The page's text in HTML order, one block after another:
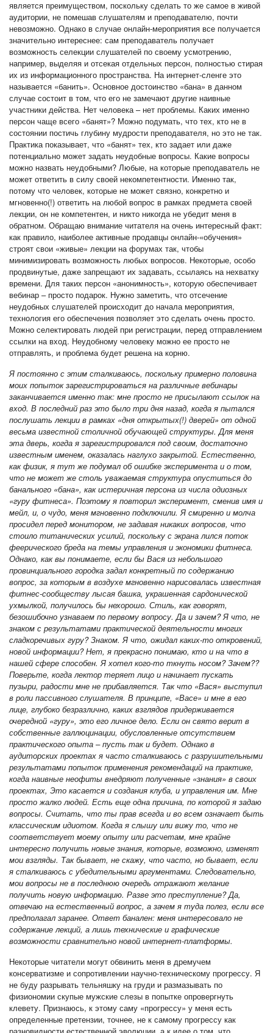
является преимуществом, поскольку сделать то же самое в живой
аудитории, не помешав слушателям и преподавателю, почти
невозможно. Однако в случае онлайн-мероприятия все получается
значительно интереснее: сам преподаватель получает
возможность селекции слушателей по своему усмотрению,
например, выделяя и отсекая отдельных персон, полностью стирая
их из информационного пространства. На интернет-сленге это
называется «банить». Основное достоинство «бана» в данном
случае состоит в том, что его не замечают другие наивные
участники действа. Нет человека – нет проблемы. Каких именно
персон чаще всего «банят»? Можно подумать, что тех, кто не в
состоянии постичь глубину мудрости преподавателя, но это не так.
Практика показывает, что «банят» тех, кто задает или даже
потенциально может задать неудобные вопросы. Какие вопросы
можно назвать неудобными? Любые, на которые преподаватель не
может ответить в силу своей некомпетентности. Именно так,
потому что человек, которые не может связно, конкретно и
мгновенно(!) ответить на любой вопрос в рамках предмета своей
лекции, он не компетентен, и никто никогда не убедит меня в
обратном. Обращаю внимание читателя на очень интересный факт:
как правило, наиболее активные продавцы онлайн-«обучения»
строят свои «живые» лекции на форумах так, чтобы
минимизировать возможность любых вопросов. Некоторые, особо
продвинутые, даже запрещают их задавать, ссылаясь на нехватку
времени. Для таких персон «анонимность», которую обеспечивает
вебинар – просто подарок. Нужно заметить, что отсечение
неудобных слушателей происходит до начала мероприятия,
технология его обеспечения позволяет это сделать очень просто.
Можно селектировать людей при регистрации, перед отправлением
ссылки на вход. Неудобному человеку можно ее просто не
отправлять, и проблема будет решена на корню.
Я постоянно с этим сталкиваюсь, поскольку примерно половина
моих попыток зарегистрироваться на различные вебинары
заканчивается именно так: мне просто не присылают ссылок на
вход. В последний раз это было три дня назад, когда я пытался
послушать лекции в рамках «дня открытых(!) дверей» от одной
весьма известной столичной обучающей структуры. Для меня
эта дверь, когда я зарегистрировался под своим, достаточно
известным именем, оказалась наглухо закрытой. Естественно,
как физик, я тут же подумал об ошибке эксперимента и о том,
что не может же столь уважаемая структура опуститься до
банального «бана», как истеричная персона из числа одиозных
«гуру фитнеса». Поэтому я повторил эксперимент, сменив имя и
мейл, и, о чудо, меня мгновенно подключили. Я смиренно и молча
просидел перед монитором, не задавая никаких вопросов, что
стоило титанических усилий, поскольку с экрана лился поток
феерического бреда на темы управления и экономики фитнеса.
Однако, как вы понимаете, если бы Вася из небольшого
провинциального городка задал конкретный по содержанию
вопрос, за которым в воздухе мгновенно нарисовалась известная
фитнес-сообществу лысая башка, украшенная сардонической
ухмылкой, получилось бы нехорошо. Стиль, как говорят,
безошибочно узнаваем по первому вопросу. Да и зачем? Я что, не
знаком с результатами практической деятельности многих
сладкоречивых гуру? Знаком. Я что, ожидал каких-то откровений,
новой информации? Нет, я прекрасно понимаю, кто и на что в
нашей сфере способен. Я хотел кого-то ткнуть носом? Зачем??
Поверьте, когда лектор теряет лицо и начинает пускать
пузыри, радости мне не прибавляется. Так что «Вася» выступил
в роли пассивного слушателя. В принципе, «Васе» и мне в его
лице, глубоко безразлично, каких взглядов придерживается
очередной «гуру», это его личное дело. Если он свято верит в
собственные галлюцинации, обусловленные отсутствием
практического опыта – пусть так и будет. Однако в
аудиторских проектах я часто сталкиваюсь с разрушительными
результатами попыток применения рекомендаций на практике,
когда наивные неофиты внедряют полученные «знания» в своих
проектах, Это касается и создания клуба, и управления им. Мне
просто жалко людей. Есть еще одна причина, по которой я задаю
вопросы. Считать, что ты прав всегда и во всем означает быть
классическим идиотом. Когда я слышу или вижу то, что не
соответствует моему опыту или расчетам, мне крайне
интересно получить новые знания, которые, возможно, изменят
мои взгляды. Так бывает, не скажу, что часто, но бывает, если
я сталкиваюсь с убедительными аргументами. Следовательно,
мои вопросы не в последнюю очередь отражают желание
получить новую информацию. Разве это преступление? Да,
отвечаю на естественный вопрос, а зачем я туда полез, если все
предполагал заранее. Ответ банален: меня интересовало не
содержание лекций, а лишь технические и графические
возможности сравнительно новой интернет-платформы.
Некоторые читатели могут обвинить меня в дремучем
консерватизме и сопротивлении научно-техническому прогрессу. Я
не буду разрывать тельняшку на груди и размазывать по
физиономии скупые мужские слезы в попытке опровергнуть
клевету. Признаюсь, к этому саму «прогрессу» у меня есть
определенные претензии, точнее, не к самому прогрессу как